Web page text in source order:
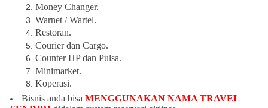
Money Changer.
Warnet / Wartel.
Restoran.
Courier dan Cargo.
Counter HP dan Pulsa.
Minimarket.
Koperasi.
Bisnis anda bisa MENGGUNAKAN NAMA TRAVEL